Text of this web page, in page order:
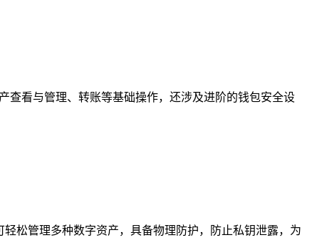
查看与管理、转账等基础操作，还涉及进阶的钱包安全设
松管理多种数字资产，具备物理防护，防止私钥泄露，为